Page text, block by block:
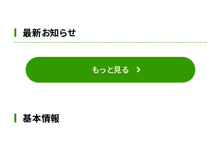
最新お知らせ
もっと見る
基本情報